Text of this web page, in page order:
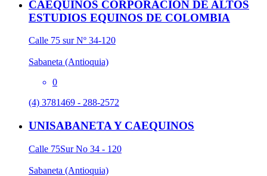
CAEQUINOS CORPORACIÓN DE ALTOS
ESTUDIOS EQUINOS DE COLOMBIA
Calle 75 sur Nº 34-120
Sabaneta (Antioquia)
0
(4) 3781469 - 288-2572
UNISABANETA Y CAEQUINOS
Calle 75Sur No 34 - 120
Sabaneta (Antioquia)